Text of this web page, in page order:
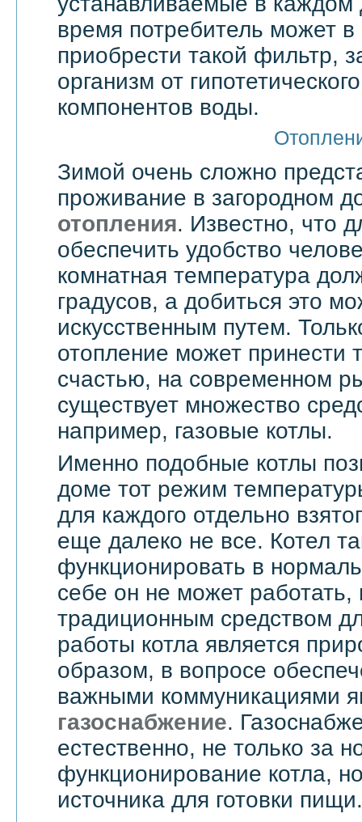
время потребитель может
приобрести такой фильтр,
организм от
компонентов воды.
Зимой очень сложно
проживание в загородном
отопления. Известно, что
обеспечить удобство
комнатная температура
градусов, а добиться это
искусственным путем.
отопление может
счастью, на современном
существует множество
например, газовые котлы.
Именно подобные котлы
доме тот режим
для каждого отдельно
еще далеко не все. Котел
функционировать в
себе он не может
традиционным средством
работы котла является
образом, в вопросе
важными коммуникациями
газоснабжение.
естественно, не только за
функционирование котла,
источника для готовки пищи.